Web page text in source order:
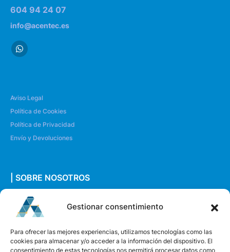
Gestionar consentimiento
Para ofrecer las mejores experiencias, utilizamos tecnologías como las
cookies para almacenar y/o acceder a la información del dispositivo. El
consentimiento de estas tecnologías nos permitirá procesar datos como
604 94 24 07
info@acentec.es
Aviso Legal
Política de Cookies
Política de Privacidad
Envío y Devoluciones
| SOBRE NOSOTROS
Quiénes somos
Envíanos un mensaje